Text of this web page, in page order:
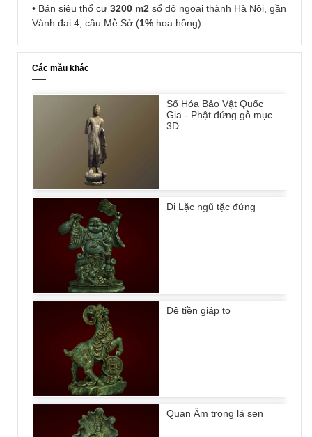
• Bán siêu thổ cư 3200 m2 sổ đỏ ngoại thành Hà Nội, gần
Vành đai 4, cầu Mễ Sở (1% hoa hồng)
Các mẫu khác
Số Hóa Bảo Vật Quốc
Gia - Phật đứng gỗ mục
3D
Di Lặc ngũ tặc đứng
Dê tiền giáp to
Quan Âm trong lá sen